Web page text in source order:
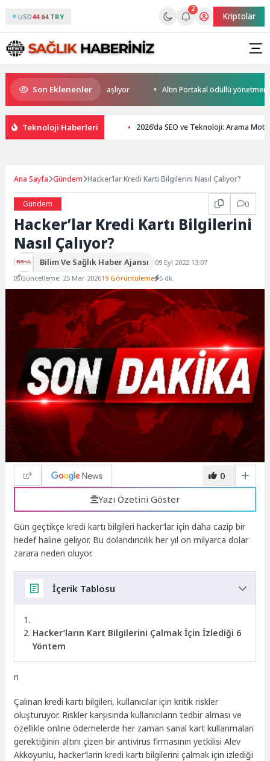
USD44.64 TRY
2
Kriptolar
Son Eklenenler
Heyecanı Paris’te Başlıyor Altın Portakal ödüllü yönetmen jüri
Teknoloji Haberleri 2026’da SEO ve Teknoloji: Arama
Ana Sayfa Gündem Hacker’lar Kredi Kartı Bilgilerini Nasıl Çalıyor?
Gündem 0
Hacker’lar Kredi Kartı Bilgilerini
Nasıl Çalıyor?
Bilim Ve Sağlık Haber Ajansı
09 Eyl 2022 13:07
Güncelleme: 25 Mar 202619 Görüntüleme 5 dk.
0
Yazı Özetini Göster
Gün geçtikçe kredi kartı bilgileri hacker’lar için daha cazip bir
hedef haline geliyor. Bu dolandırıcılık her yıl on milyarca dolar
zarara neden oluyor.
İçerik Tablosu
Hacker’ların Kart Bilgilerini Çalmak İçin İzlediği 6
Yöntem
n
Çalınan kredi kartı bilgileri, kullanıcılar için kritik riskler
oluşturuyor. Riskler karşısında kullanıcıların tedbir alması ve
özellikle online ödemelerde her zaman sanal kart kullanmaları
gerektiğinin altını çizen bir antivirüs firmasının yetkilisi Alev
Akkoyunlu, hacker’larin kredi kartı bilgilerini çalmak için izlediği